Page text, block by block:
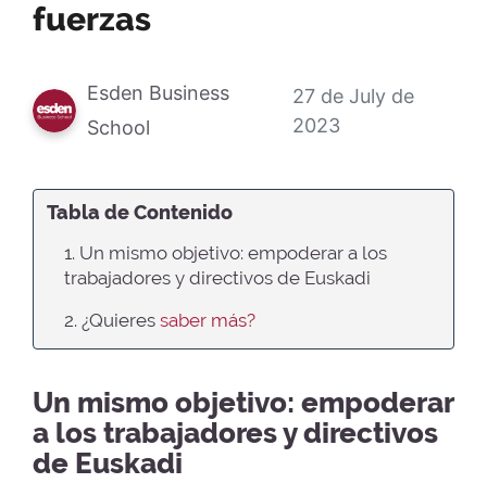
fuerzas
Esden Business
School
27 de July de
2023
Tabla de Contenido
1. Un mismo objetivo: empoderar a los
trabajadores y directivos de Euskadi
2. ¿Quieres saber más?
Un mismo objetivo: empoderar
a los trabajadores y directivos
de Euskadi